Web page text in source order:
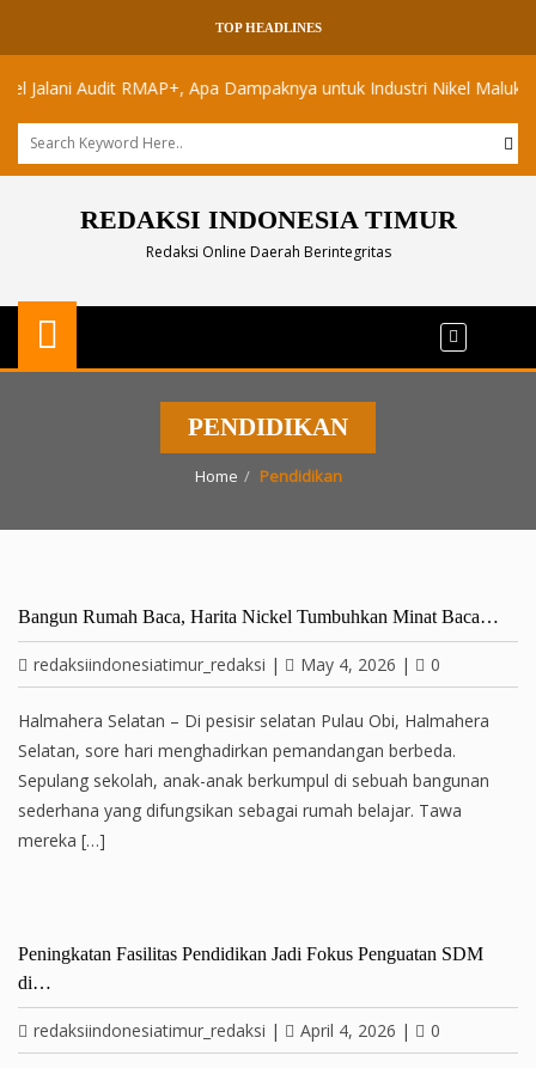
TOP HEADLINES
Audit RMAP+, Apa Dampaknya untuk Industri Nikel Maluku Utara?
REDAKSI INDONESIA TIMUR
Redaksi Online Daerah Berintegritas
PENDIDIKAN
Home Pendidikan
Bangun Rumah Baca, Harita Nickel Tumbuhkan Minat Baca…
redaksiindonesiatimur_redaksi | May 4, 2026 | 0
Halmahera Selatan – Di pesisir selatan Pulau Obi, Halmahera
Selatan, sore hari menghadirkan pemandangan berbeda.
Sepulang sekolah, anak-anak berkumpul di sebuah bangunan
sederhana yang difungsikan sebagai rumah belajar. Tawa
mereka […]
Peningkatan Fasilitas Pendidikan Jadi Fokus Penguatan SDM
di…
redaksiindonesiatimur_redaksi | April 4, 2026 | 0